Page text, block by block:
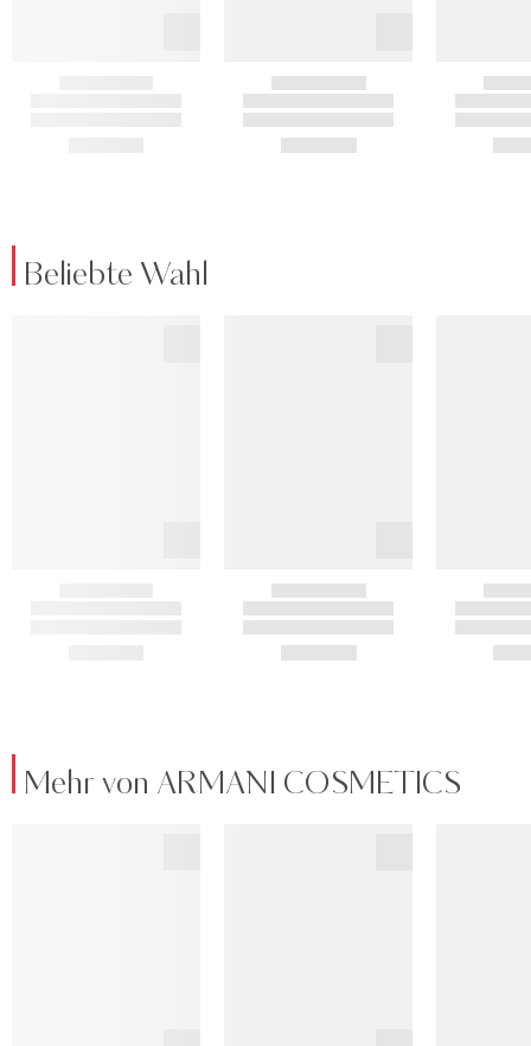
Beliebte Wahl
Mehr von ARMANI COSMETICS